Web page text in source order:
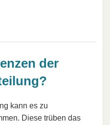
der
kann es zu
Diese trüben das